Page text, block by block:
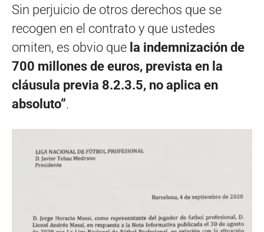
Sin perjuicio de otros derechos que se
recogen en el contrato y que ustedes
omiten, es obvio que la indemnización de
700 millones de euros, prevista en la
cláusula previa 8.2.3.5, no aplica en
absoluto”.